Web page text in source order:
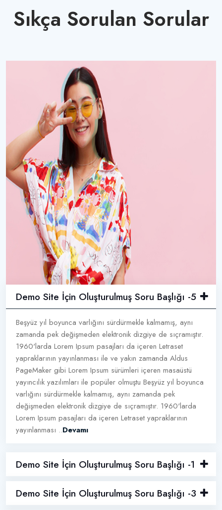
Sıkça Sorulan Sorular
Demo Site İçin Oluşturulmuş Soru Başlığı -5
Beşyüz yıl boyunca varlığını sürdürmekle kalmamış, aynı
zamanda pek değişmeden elektronik dizgiye de sıçramıştır.
1960'larda Lorem Ipsum pasajları da içeren Letraset
yapraklarının yayınlanması ile ve yakın zamanda Aldus
PageMaker gibi Lorem Ipsum sürümleri içeren masaüstü
yayıncılık yazılımları ile popüler olmuştu Beşyüz yıl boyunca
varlığını sürdürmekle kalmamış, aynı zamanda pek
değişmeden elektronik dizgiye de sıçramıştır. 1960'larda
Lorem Ipsum pasajları da içeren Letraset yapraklarının
yayınlanması ..Devamı
Demo Site İçin Oluşturulmuş Soru Başlığı -1
Demo Site İçin Oluşturulmuş Soru Başlığı -3